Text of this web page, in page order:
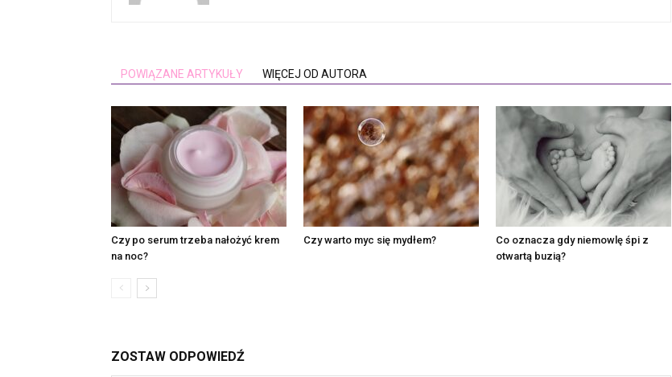
POWIĄZANE ARTYKUŁY WIĘCEJ OD AUTORA
Czy po serum trzeba nałożyć krem
na noc?
Czy warto myc się mydłem?
Co oznacza gdy niemowlę śpi z
otwartą buzią?
ZOSTAW ODPOWIEDŹ